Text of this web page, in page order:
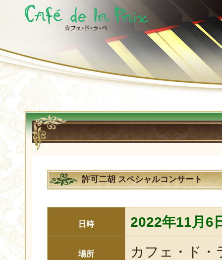
許可二胡 スペシャルコンサート
日時 2022年11月6
場所 カフェ・ド・